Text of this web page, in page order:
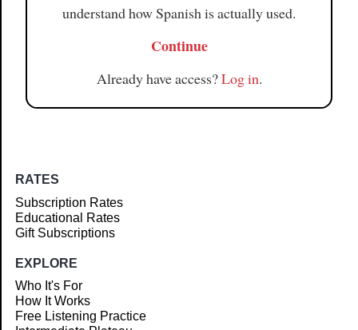
understand how Spanish is actually used.
Continue
Already have access?Log in.
RATES
Subscription Rates
Educational Rates
Gift Subscriptions
EXPLORE
Who It's For
How It Works
Free Listening Practice